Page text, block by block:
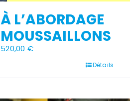
À L’ABORDAGE
MOUSSAILLONS
520,00 €
Détails